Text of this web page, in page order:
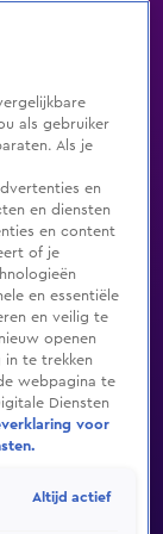
als gebruiker
Als je
en
en diensten
en content
of je
en essentiële
en veilig te
openen
in te trekken
webpagina te
Diensten
voor
Altijd actief